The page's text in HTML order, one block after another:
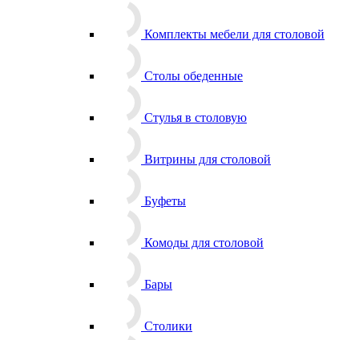
Комплекты мебели для столовой
Столы обеденные
Стулья в столовую
Витрины для столовой
Буфеты
Комоды для столовой
Бары
Столики